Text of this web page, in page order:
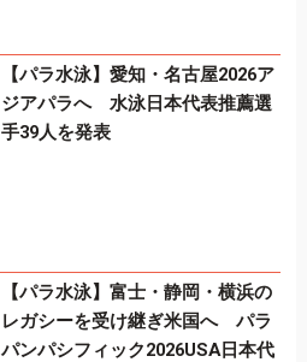
【パラ水泳】愛知・名古屋2026ア
ジアパラへ 水泳日本代表推薦選
手39人を発表
【パラ水泳】富士・静岡・横浜の
レガシーを受け継ぎ米国へ パラ
パンパシフィック2026USA日本代